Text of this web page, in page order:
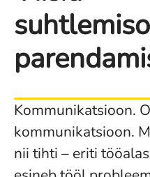
Kommunikatsioon.
kommunikatsioon.
nii tihti – eriti